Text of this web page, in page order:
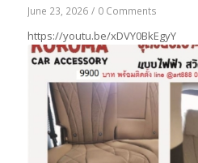
June 23, 2026 / 0 Comments
https://youtu.be/xDVY0BkEgyY